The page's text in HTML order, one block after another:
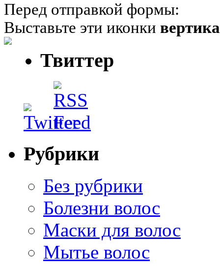
Перед отправкой формы:
Выставьте эти иконки
Твиттер
Рубрики
Без рубрики
Болезни волос
Маски для волос
Мытье волос